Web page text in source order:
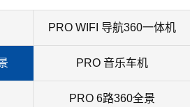
PRO WIFI 导航360一体机
PRO 音乐车机
PRO 6路360全景